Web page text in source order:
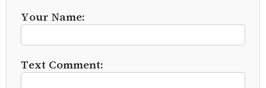
Your Name:
Text Comment: